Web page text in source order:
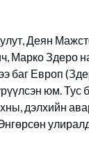
Деян
Марко Здеро
баг Европ
юм. Тус
дэлхийн